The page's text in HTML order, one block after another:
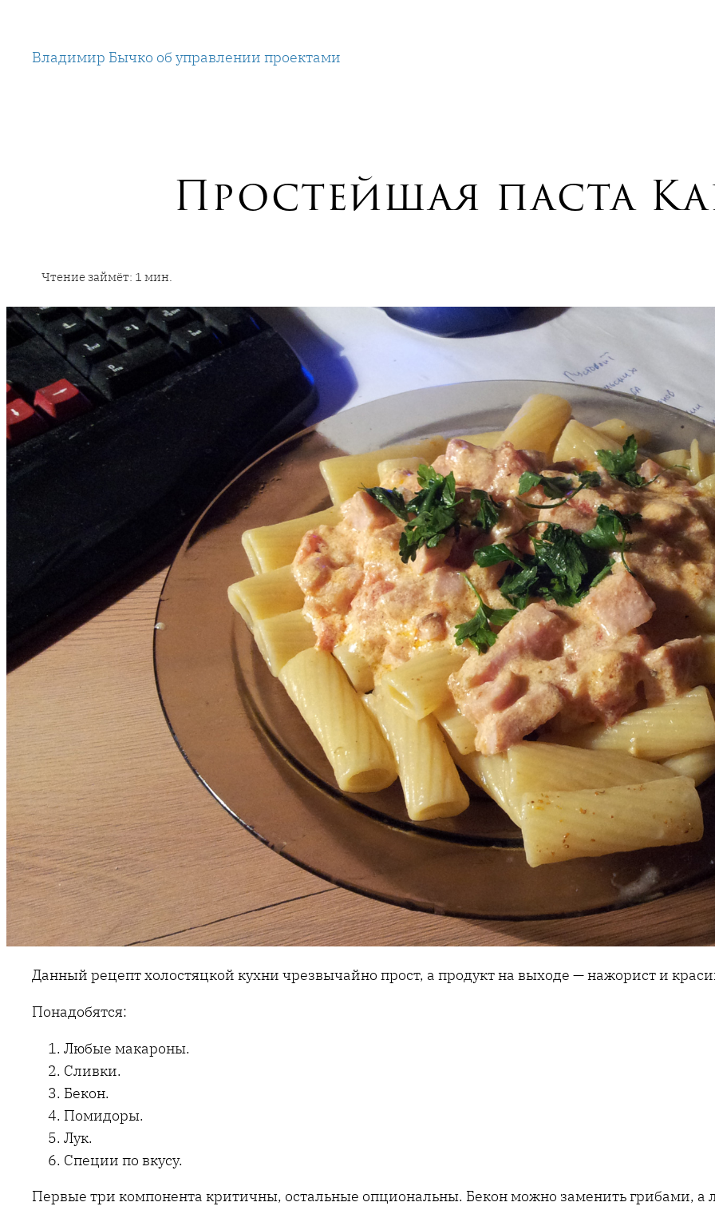
содержимому
Владимир Бычко об управлении проектами
Простейшая паста
Данный рецепт холостяцкой кухни чрезвычайно прост, а продукт на выходе — нажорист и
Понадобятся:
Любые макароны.
Сливки.
Бекон.
Помидоры.
Лук.
Специи по вкусу.
Первые три компонента критичны, остальные опциональны. Бекон можно заменить грибами, а